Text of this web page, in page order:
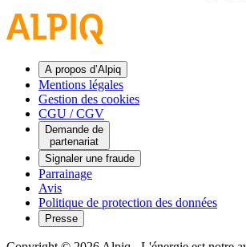
A propos d’Alpiq
Mentions légales
Gestion des cookies
CGU / CGV
Demande de
partenariat
Signaler une fraude
Parrainage
Avis
Politique de protection des données
Presse